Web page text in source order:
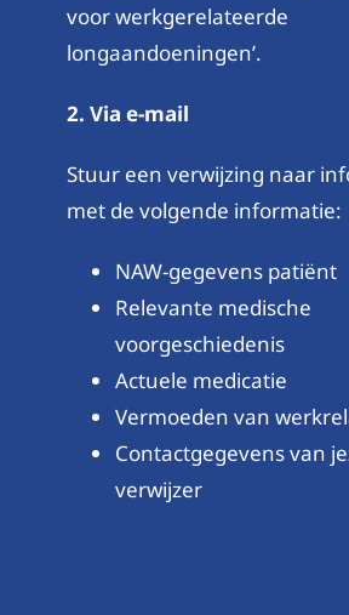
voor werkgerelateerde
longaandoeningen’.
2. Via e-mail
Stuur een verwijzing naar
met de volgende informatie:
NAW-gegevens patiënt
Relevante medische
voorgeschiedenis
Actuele medicatie
Vermoeden van
Contactgegevens van
verwijzer